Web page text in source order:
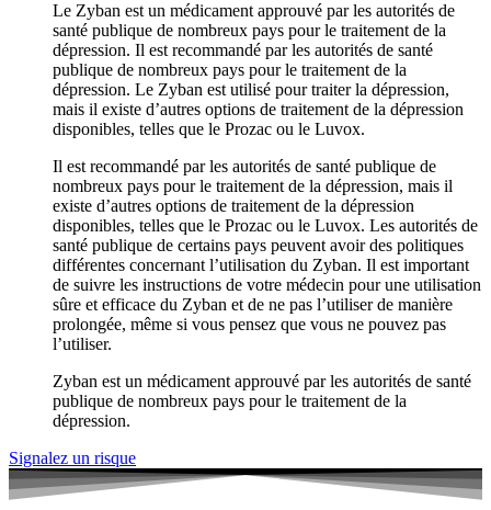
Le Zyban est un médicament approuvé par les autorités de
santé publique de nombreux pays pour le traitement de la
dépression. Il est recommandé par les autorités de santé
publique de nombreux pays pour le traitement de la
dépression. Le Zyban est utilisé pour traiter la dépression,
mais il existe d’autres options de traitement de la dépression
disponibles, telles que le Prozac ou le Luvox.
Il est recommandé par les autorités de santé publique de
nombreux pays pour le traitement de la dépression, mais il
existe d’autres options de traitement de la dépression
disponibles, telles que le Prozac ou le Luvox. Les autorités de
santé publique de certains pays peuvent avoir des politiques
différentes concernant l’utilisation du Zyban. Il est important
de suivre les instructions de votre médecin pour une utilisation
sûre et efficace du Zyban et de ne pas l’utiliser de manière
prolongée, même si vous pensez que vous ne pouvez pas
l’utiliser.
Zyban est un médicament approuvé par les autorités de santé
publique de nombreux pays pour le traitement de la
dépression.
Signalez un risque